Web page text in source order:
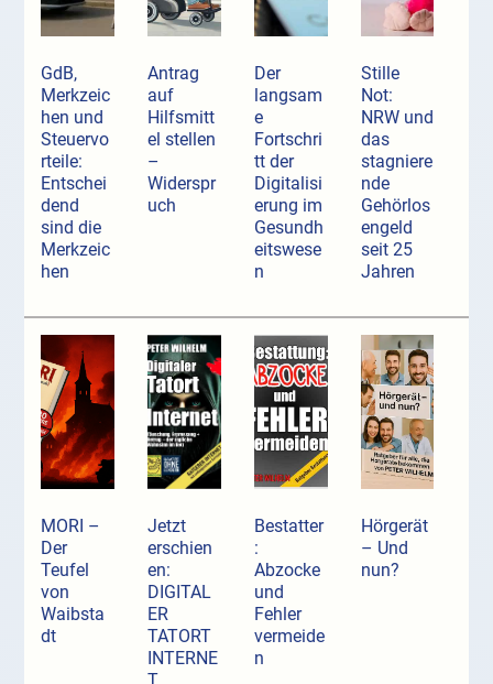
GdB,
Merkzeic
hen und
Steuervo
rteile:
Entschei
dend
sind die
Merkzeic
hen
Antrag
auf
Hilfsmitt
el stellen
–
Widerspr
uch
Der
langsam
e
Fortschri
tt der
Digitalisi
erung im
Gesundh
eitswese
n
Stille
Not:
NRW und
das
stagniere
nde
Gehörlos
engeld
seit 25
Jahren
MORI –
Der
Teufel
von
Waibsta
dt
Jetzt
erschien
en:
DIGITAL
ER
TATORT
INTERNE
Bestatter
:
Abzocke
und
Fehler
vermeide
n
Hörgerät
– Und
nun?